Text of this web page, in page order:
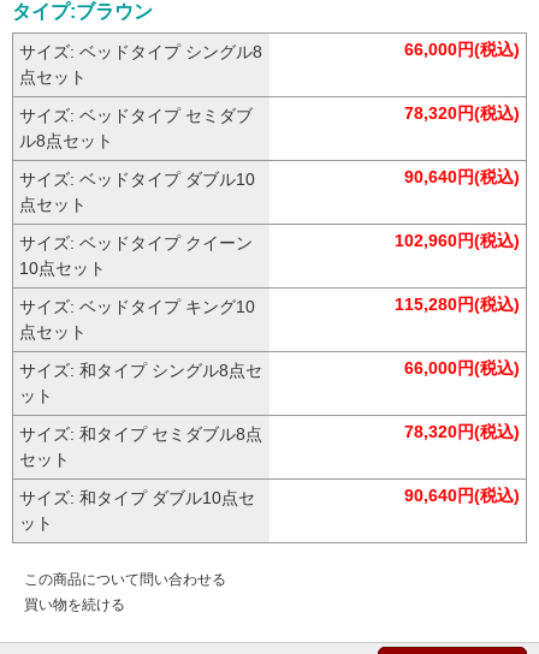
タイプ:ブラウン
サイズ: ベッドタイプ シングル8
点セット
66,000円(税込)
サイズ: ベッドタイプ セミダブ
ル8点セット
78,320円(税込)
サイズ: ベッドタイプ ダブル10
点セット
90,640円(税込)
サイズ: ベッドタイプ クイーン
10点セット
102,960円(税込)
サイズ: ベッドタイプ キング10
点セット
115,280円(税込)
サイズ: 和タイプ シングル8点セ
ット
66,000円(税込)
サイズ: 和タイプ セミダブル8点
セット
78,320円(税込)
サイズ: 和タイプ ダブル10点セ
ット
90,640円(税込)
この商品について問い合わせる
買い物を続ける